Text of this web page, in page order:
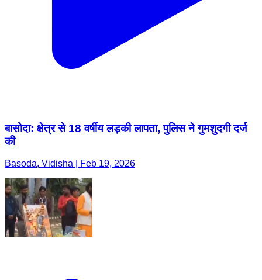
बासोदा: क्षेत्र से 18 वर्षीय लड़की लापता, पुलिस ने गुमशुदगी दर्ज
की
Basoda, Vidisha | Feb 19, 2026